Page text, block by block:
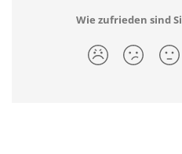
Wie zufrieden sind